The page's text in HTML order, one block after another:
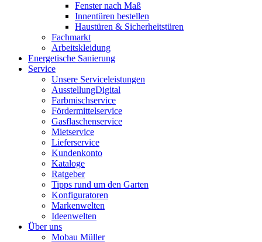
Fenster nach Maß
Innentüren bestellen
Haustüren & Sicherheitstüren
Fachmarkt
Arbeitskleidung
Energetische Sanierung
Service
Unsere Serviceleistungen
AusstellungDigital
Farbmischservice
Fördermittelservice
Gasflaschenservice
Mietservice
Lieferservice
Kundenkonto
Kataloge
Ratgeber
Tipps rund um den Garten
Konfiguratoren
Markenwelten
Ideenwelten
Über uns
Mobau Müller